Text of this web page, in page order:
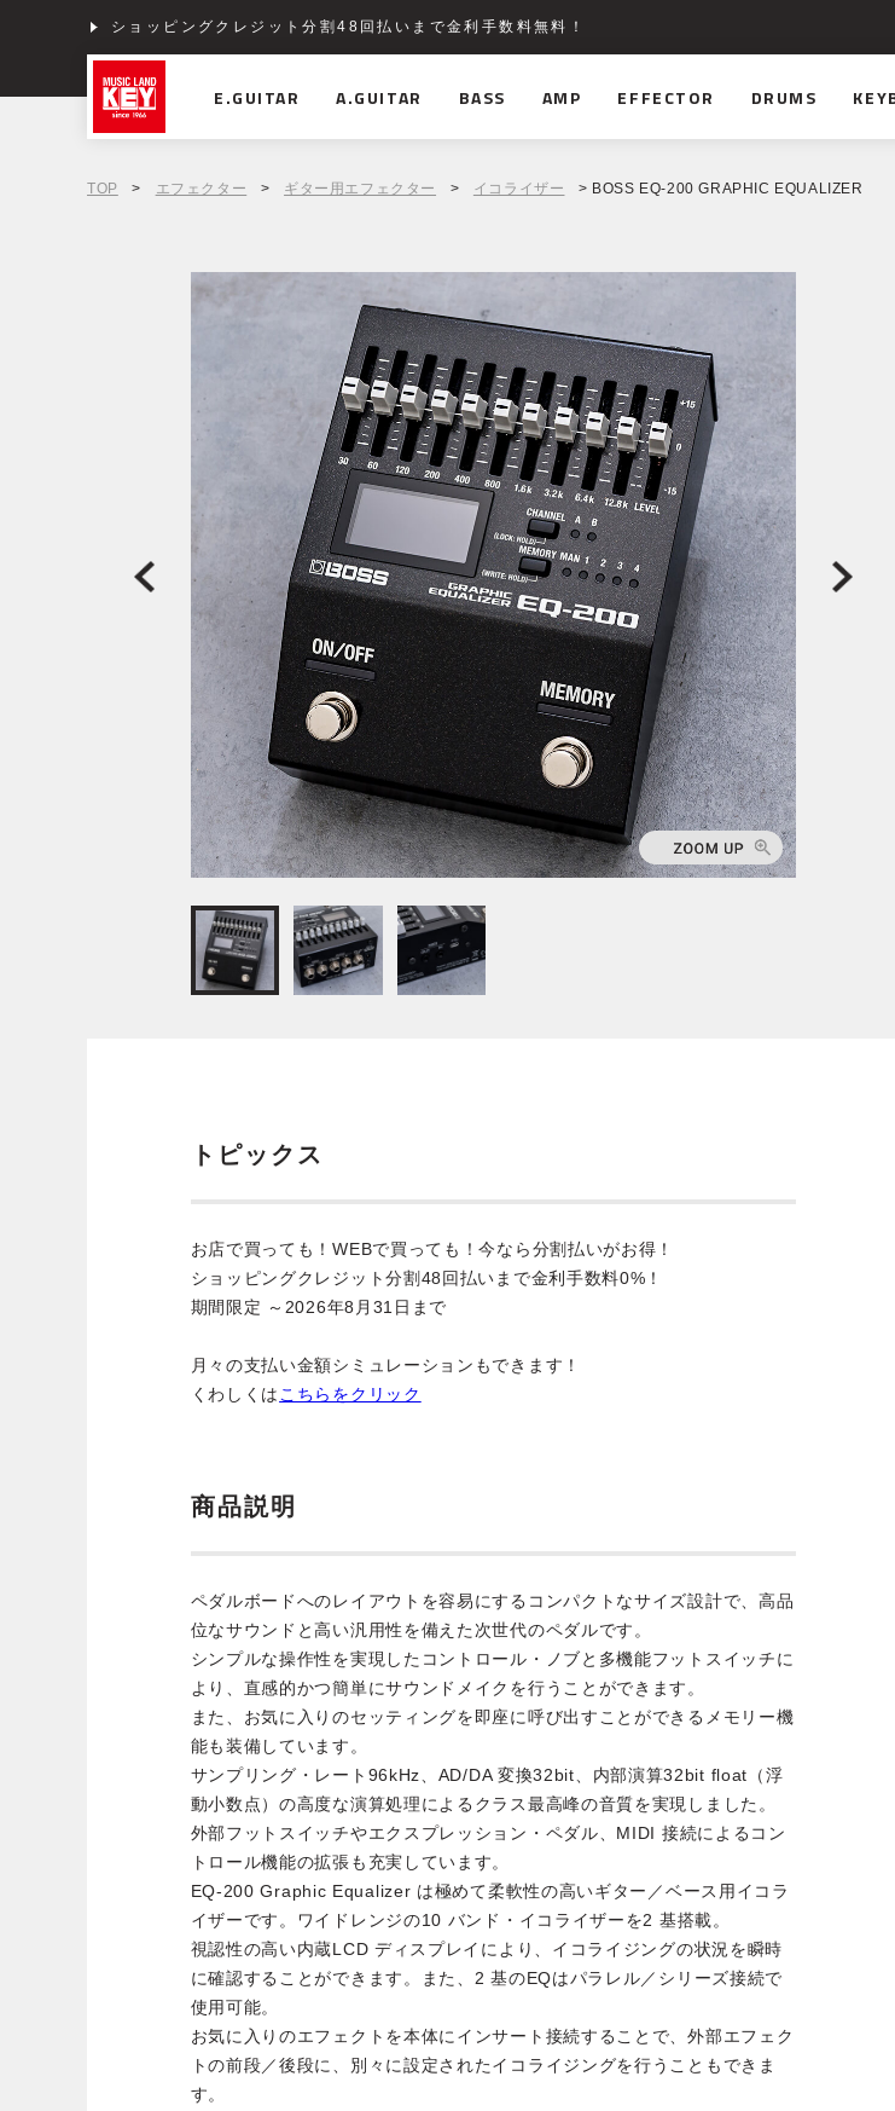
ショッピングクレジット分割48回払いまで金利手数料無料！
E.GUITAR A.GUITAR BASS AMP EFFECTOR DRUMS
TOP > エフェクター > ギター用エフェクター > イコライザー > BOSS EQ-200 GRAPHIC EQUALIZER
トピックス
お店で買っても！WEBで買っても！今なら分割払いがお得！
ショッピングクレジット分割48回払いまで金利手数料0%！
期間限定 ～2026年8月31日まで
月々の支払い金額シミュレーションもできます！
くわしくは こちらをクリック
商品説明
ペダルボードへのレイアウトを容易にするコンパクトなサイズ設計で、高品
位なサウンドと高い汎用性を備えた次世代のペダルです。
シンプルな操作性を実現したコントロール・ノブと多機能フットスイッチに
より、直感的かつ簡単にサウンドメイクを行うことができます。
また、お気に入りのセッティングを即座に呼び出すことができるメモリー機
能も装備しています。
サンプリング・レート96kHz、AD/DA 変換32bit、内部演算32bit float（浮
動小数点）の高度な演算処理によるクラス最高峰の音質を実現しました。
外部フットスイッチやエクスプレッション・ペダル、MIDI 接続によるコン
トロール機能の拡張も充実しています。
EQ-200 Graphic Equalizer は極めて柔軟性の高いギター／ベース用イコラ
イザーです。ワイドレンジの10 バンド・イコライザーを2 基搭載。
視認性の高い内蔵LCD ディスプレイにより、イコライジングの状況を瞬時
に確認することができます。また、2 基のEQはパラレル／シリーズ接続で
使用可能。
お気に入りのエフェクトを本体にインサート接続することで、外部エフェク
トの前段／後段に、別々に設定されたイコライジングを行うこともできま
す。